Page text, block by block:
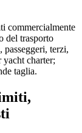
commercialmente
del trasporto
terzi,
yacht charter;
taglia.